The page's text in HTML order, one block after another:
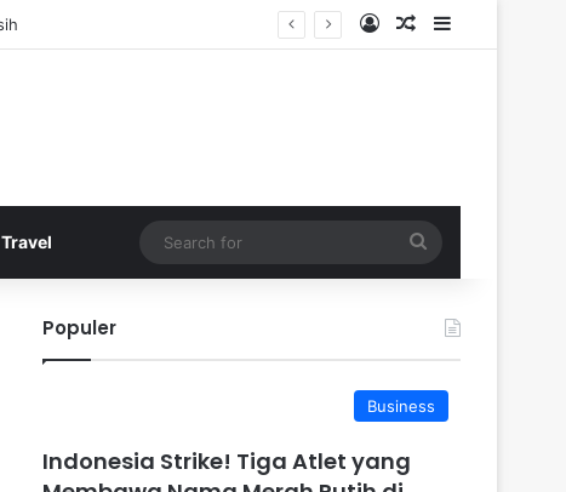
Log InRandom Article
Sidebar
Travel
for
Populer
Business
Indonesia Strike! Tiga Atlet yang